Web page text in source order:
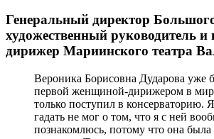
Генеральный директор
художественный руководитель
дирижер Мариинского театра
Вероника Борисовна Дударова уже
первой женщиной-дирижером в
только поступил в консерваторию.
гадать не мог о том, что я с ней
познакомлюсь, потому что она была